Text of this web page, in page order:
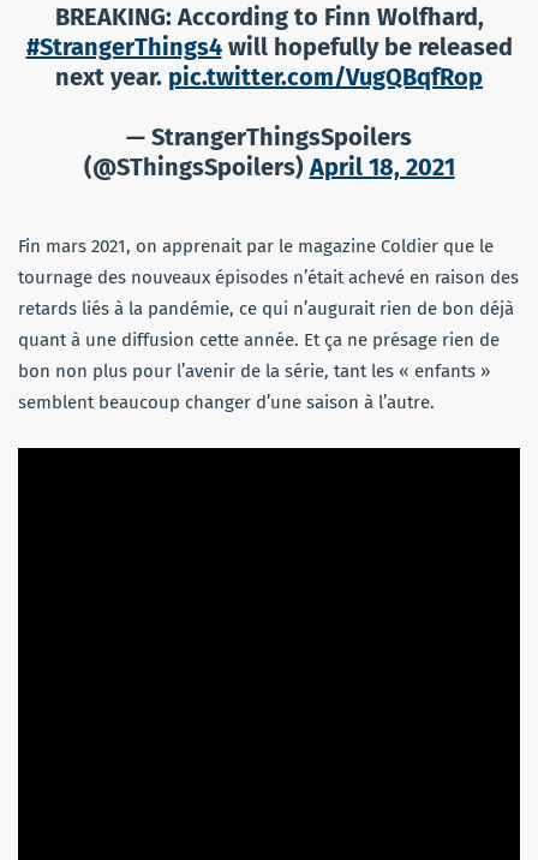
BREAKING: According to Finn Wolfhard,
#StrangerThings4will hopefully be released
next year. pic.twitter.com/VugQBqfRop
— StrangerThingsSpoilers
(@SThingsSpoilers) April 18, 2021
Fin mars 2021, on apprenait par le magazine Coldier que le
tournage des nouveaux épisodes n’était achevé en raison des
retards liés à la pandémie, ce qui n’augurait rien de bon déjà
quant à une diffusion cette année. Et ça ne présage rien de
bon non plus pour l’avenir de la série, tant les « enfants »
semblent beaucoup changer d’une saison à l’autre.